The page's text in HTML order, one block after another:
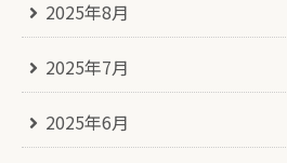
2025年8月
2025年7月
2025年6月